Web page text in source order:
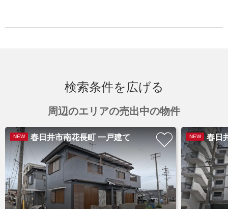
検索条件を広げる
周辺のエリアの売出中の物件
NEW 春日井市南花長町 一戸建て NEW 春日